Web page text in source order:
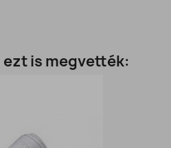
is megvették: